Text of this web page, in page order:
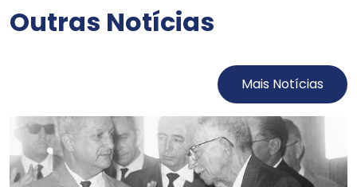
Outras Notícias
Mais Notícias